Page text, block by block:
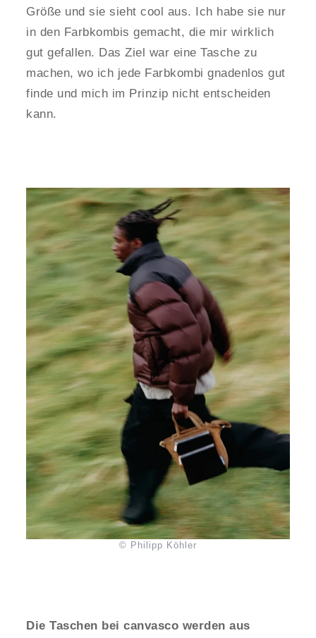
Größe und sie sieht cool aus. Ich habe sie nur
in den Farbkombis gemacht, die mir wirklich
gut gefallen. Das Ziel war eine Tasche zu
machen, wo ich jede Farbkombi gnadenlos gut
finde und mich im Prinzip nicht entscheiden
kann.
© Philipp Köhler
Die Taschen bei canvasco werden aus